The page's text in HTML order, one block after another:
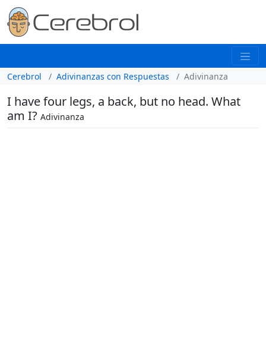
Cerebrol Adivinanzas con Respuestas Adivinanza
I have four legs, a back, but no head. What
am I? Adivinanza